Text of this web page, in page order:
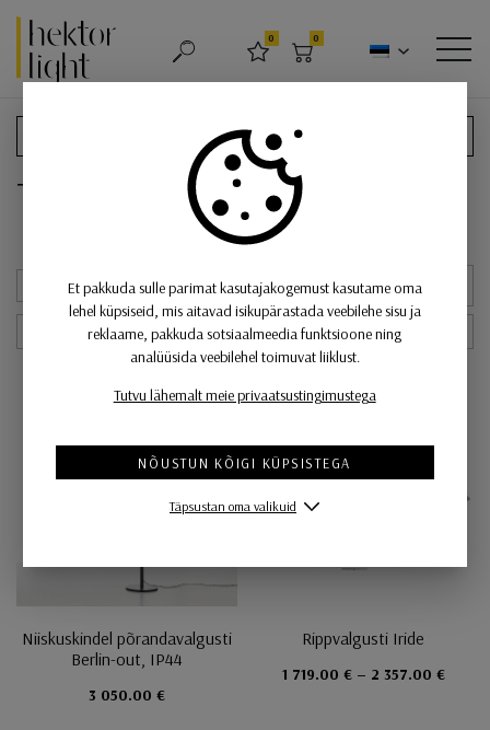
Hektor Light
OTSING LEMMIKUD
0
OSTUKORV
0
Filtreeri tooteid
FILTREERI
Tooted tootjalt «Oluce»
Uuemad eespool
GRID
50 — 4 129
Niiskuskindel põrandavalgusti
Berlin-out, IP44
3 050.00 €
Rippvalgusti Iride
1 719.00 € – 2 357.00 €
Et pakkuda sulle parimat kasutajakogemust kasutame oma
lehel küpsiseid, mis aitavad isikupärastada veebilehe sisu ja
reklaame, pakkuda sotsiaalmeedia funktsioone ning
analüüsida veebilehel toimuvat liiklust.
Tutvu lähemalt meie privaatsustingimustega
NÕUSTUN KÕIGI KÜPSISTEGA
Täpsustan oma valikuid